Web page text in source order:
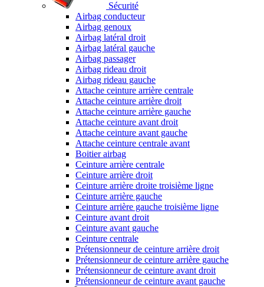
Sécurité
Airbag conducteur
Airbag genoux
Airbag latéral droit
Airbag latéral gauche
Airbag passager
Airbag rideau droit
Airbag rideau gauche
Attache ceinture arrière centrale
Attache ceinture arrière droit
Attache ceinture arrière gauche
Attache ceinture avant droit
Attache ceinture avant gauche
Attache ceinture centrale avant
Boitier airbag
Ceinture arrière centrale
Ceinture arrière droit
Ceinture arrière droite troisième ligne
Ceinture arrière gauche
Ceinture arrière gauche troisième ligne
Ceinture avant droit
Ceinture avant gauche
Ceinture centrale
Prétensionneur de ceinture arrière droit
Prétensionneur de ceinture arrière gauche
Prétensionneur de ceinture avant droit
Prétensionneur de ceinture avant gauche